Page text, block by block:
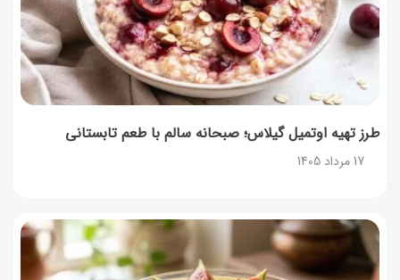
طرز تهیه اوتمیل گیلاس؛ صبحانه سالم با طعم تابستانی
17 مرداد 1405
16 مرداد 1405